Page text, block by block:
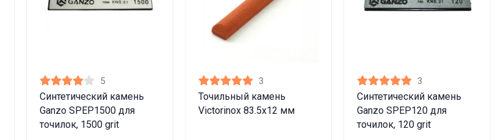
5
Синтетический камень
Ganzo SPEP1500 для
точилок, 1500 grit
3
Точильный камень
Victorinox 83.5x12 мм
3
Синтетический камень
Ganzo SPEP120 для
точилок, 120 grit